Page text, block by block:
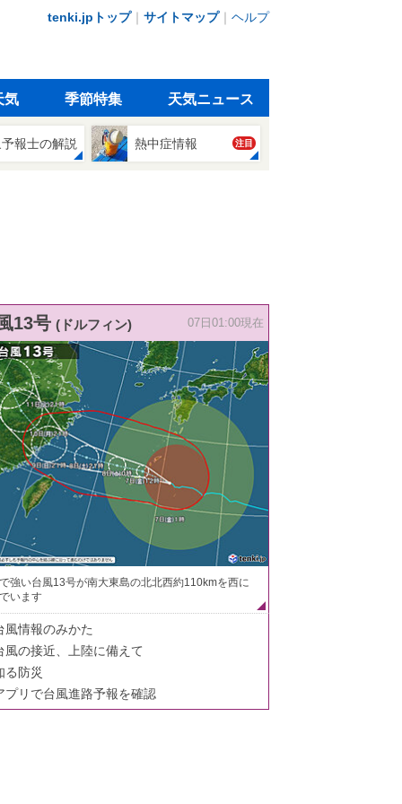
tenki.jpトップ｜ サイトマップ｜ ヘルプ
気 季節特集 天気ニュース
報士の解説 熱中症情報 注目
13号 (ドルフィン) 07日01:00現在
強い台風13号が南大東島の北北西約110kmを西に
います
風情報のみかた
風の接近、上陸に備えて
る防災
プリで台風進路予報を確認